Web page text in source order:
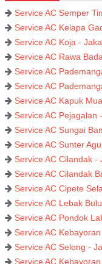
Service AC Semper
Service AC Kelapa
Service AC Koja -
Service AC Rawa
Service AC
Service AC
Service AC Kapuk
Service AC Pejagalan
Service AC Sungai
Service AC Sunter
Service AC Cilandak -
Service AC Cilandak
Service AC Cipete
Service AC Lebak
Service AC Pondok
Service AC
Service AC Selong -
Service AC